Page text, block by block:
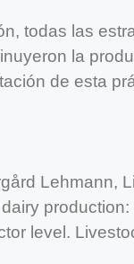
todas las
la
de esta
Lehmann,
dairy
level.